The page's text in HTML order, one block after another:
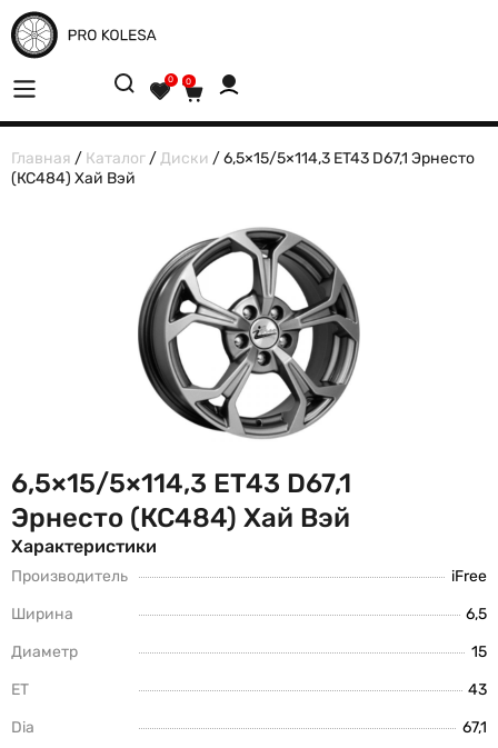
0 0
Главная / Каталог /Диски / 6,5×15/5×114,3 ET43 D67,1 Эрнесто
(КС484) Хай Вэй
6,5×15/5×114,3 ET43 D67,1
Эрнесто (КС484) Хай Вэй
Характеристики
Производитель
iFree
Ширина
6,5
Диаметр
15
ET
43
Dia
67,1